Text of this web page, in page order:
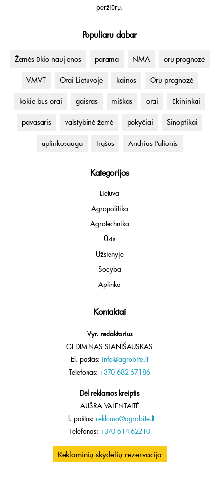
peržiūrų.
Populiaru dabar
Žemės ūkio naujienos parama NMA orų prognozė
VMVT Orai Lietuvoje kainos Orų prognozė
kokie bus orai gaisras miškas orai ūkininkai
pavasaris valstybinė žemė pokyčiai Sinoptikai
aplinkosauga trąšos Andrius Palionis
Kategorijos
Lietuva
Agropolitika
Agrotechnika
Ūkis
Užsienyje
Sodyba
Aplinka
Kontaktai
Vyr. redaktorius
GEDIMINAS STANIŠAUSKAS
El. paštas: info@agrobite.lt
Telefonas: +370 682 67186
Dėl reklamos kreiptis
AUŠRA VALENTAITĖ
El. paštas: reklama@agrobite.lt
Telefonas: +370 614 62210
Reklaminių skydelių rezervacija